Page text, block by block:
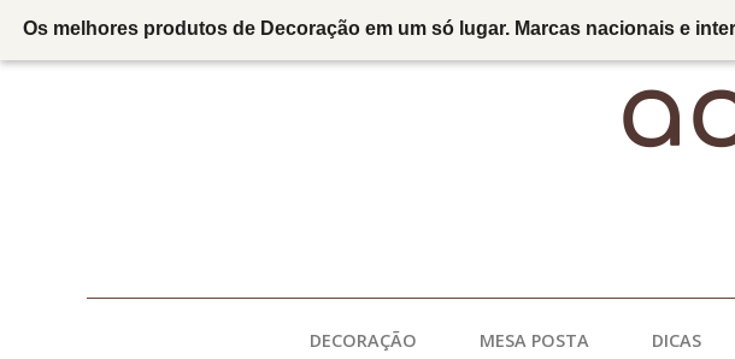
Os melhores produtos de Decoração em um só lugar. Marcas nacionais e
DECORAÇÃO MESA POSTA DICAS